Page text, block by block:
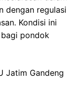
dengan regulasi
Kondisi ini
bagi pondok